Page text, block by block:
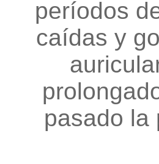
períodos
caídas y
pasado la